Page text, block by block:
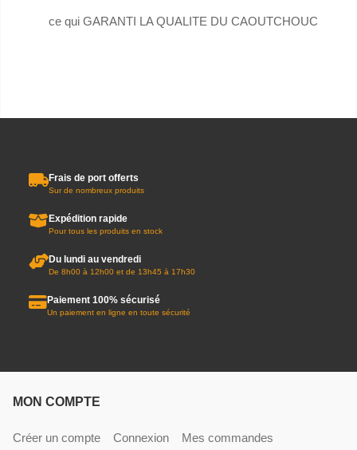
ce qui GARANTI LA QUALITE DU CAOUTCHOUC
Frais de port offerts
Sur de nombreux produits
Expédition rapide
Pour tous les produits en stock
Du lundi au vendredi
De 8h00 à 12h00 et de 13h45 à 17h30
Paiement 100% sécurisé
Un paiement en ligne en toute sécurité
MON COMPTE
Créer un compte Connexion
Mes commandes